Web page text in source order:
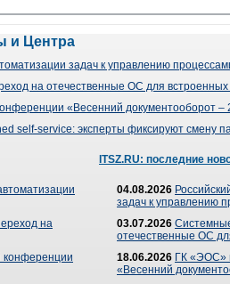
и Центра
задач к управлению
на отечественные ОС для встроенных
«Весенний документооборот –
self-service: эксперты фиксируют смену
на
конференции
ITSZ.RU: последние
04.08.2026
задач к управлению
03.07.2026
отечественные ОС
18.06.2026 ГК «ЭОС»
«Весенний